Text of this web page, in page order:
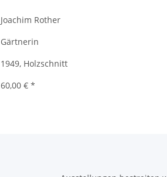
Joachim Rother
Gärtnerin
1949, Holzschnitt
60,00 €*